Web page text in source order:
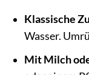
Klassische
Wasser.
Mit Milch